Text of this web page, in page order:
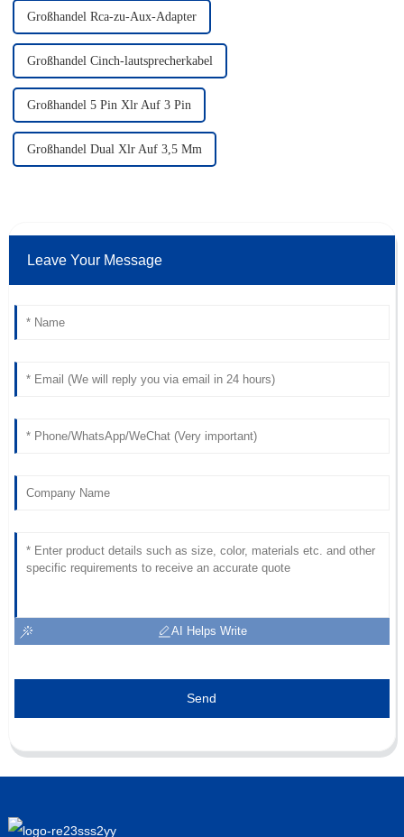
Großhandel Rca-zu-Aux-Adapter
Großhandel Cinch-lautsprecherkabel
Großhandel 5 Pin Xlr Auf 3 Pin
Großhandel Dual Xlr Auf 3,5 Mm
Leave Your Message
AI Helps Write
Send